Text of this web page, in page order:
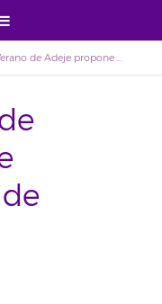
La Universidad de Verano de Adeje propone el uso de la IA para una medicina más humana